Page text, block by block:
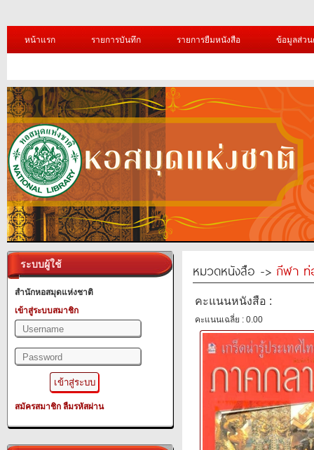
หน้าแรก รายการบันทึก รายการยืมหนังสือ ข้อมูลส่ว
ระบบผู้ใช้
สำนักหอสมุดแห่งชาติ
เข้าสู่ระบบสมาชิก
สมัครสมาชิก ลืมรหัสผ่าน
หมวดหนังสือ -> กีฬา ท่
คะแนนหนังสือ :
คะแนนเฉลี่ย : 0.00